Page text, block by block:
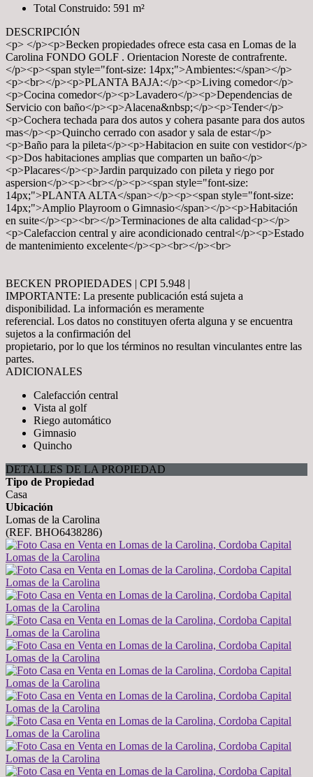
Total Construido: 591 m²
DESCRIPCIÓN
<p> </p><p>Becken propiedades ofrece esta casa en Lomas de la
Carolina FONDO GOLF . Orientacion Noreste de contrafrente.
</p><p><span style="font-size: 14px;">Ambientes:</span></p>
<p><br></p><p>PLANTA BAJA:</p><p>Living comedor</p>
<p>Cocina comedor</p><p>Lavadero</p><p>Dependencias de
Servicio con baño</p><p>Alacena&nbsp;</p><p>Tender</p>
<p>Cochera techada para dos autos y cohera pasante para dos autos
mas</p><p>Quincho cerrado con asador y sala de estar</p>
<p>Baño para la pileta</p><p>Habitacion en suite con vestidor</p>
<p>Dos habitaciones amplias que comparten un baño</p>
<p>Placares</p><p>Jardin parquizado con pileta y riego por
aspersion</p><p><br></p><p><span style="font-size:
14px;">PLANTA ALTA</span></p><p><span style="font-size:
14px;">Amplio Playroom o Gimnasio</span></p><p>Habitación
en suite</p><p><br></p>Terminaciones de alta calidad<p></p>
<p>Calefaccion central y aire acondicionado central</p><p>Estado
de mantenimiento excelente</p><p><br></p><br>
BECKEN PROPIEDADES | CPI 5.948 |
IMPORTANTE: La presente publicación está sujeta a
disponibilidad. La información es meramente
referencial. Los datos no constituyen oferta alguna y se encuentra
sujetos a la confirmación del
propietario, por lo que los términos no resultan vinculantes entre las
partes.
ADICIONALES
Calefacción central
Vista al golf
Riego automático
Gimnasio
Quincho
DETALLES DE LA PROPIEDAD
Tipo de Propiedad
Casa
Ubicación
Lomas de la Carolina
(REF. BHO6438286)